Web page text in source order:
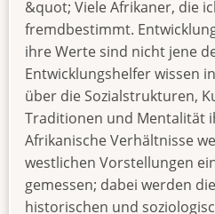
&quot; Viele Afrikaner, die
fremdbestimmt.
ihre Werte sind nicht jene
Entwicklungshelfer wissen
über die Sozialstrukturen,
Traditionen und Mentalität
Afrikanische Verhältnisse
westlichen Vorstellungen
gemessen; dabei werden
historischen und